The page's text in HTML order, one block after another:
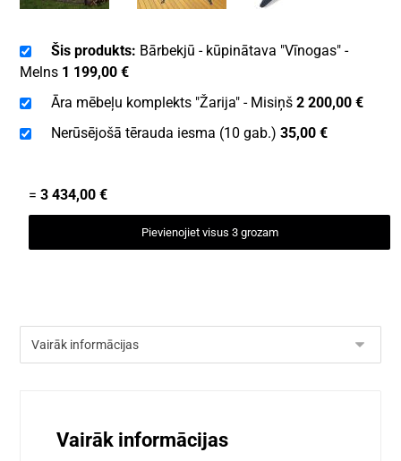
Šis produkts: Bārbekjū - kūpinātava "Vīnogas" -
Melns 1 199,00€
Āra mēbeļu komplekts "Žarija" - Misiņš 2 200,00€
Nerūsējošā tērauda iesma (10 gab.) 35,00€
=3 434,00€
Pievienojiet visus 3 grozam
Vairāk informācijas